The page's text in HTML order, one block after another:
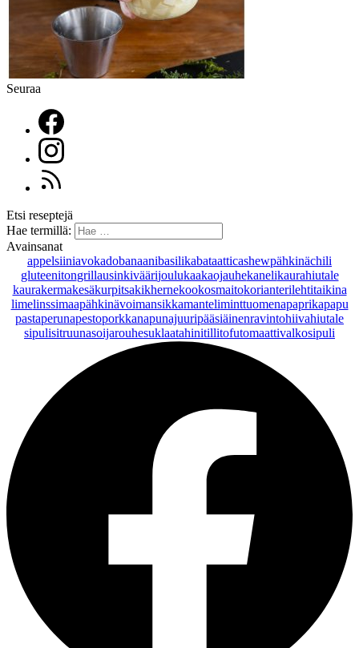
Seuraa
Etsi reseptejä
Hae termillä:
Avainsanat
appelsiiniavokadobanaanibasilikabataatticashewpähkinächili
gluteenitongrillausinkiväärijoulukaakaojauhekanelikaurahiutale
kaurakermakesäkurpitsakikhernekookosmaitokorianterilehtitaikina
limelinssimaapähkinävoimansikkamanteliminttuomenapaprikapapu
pastaperunapestoporkkanapunajuuripääsiäinenravintohiivahiutale
sipulisitruunasoijarouhesuklaatahinitillitofutomaattivalkosipuli